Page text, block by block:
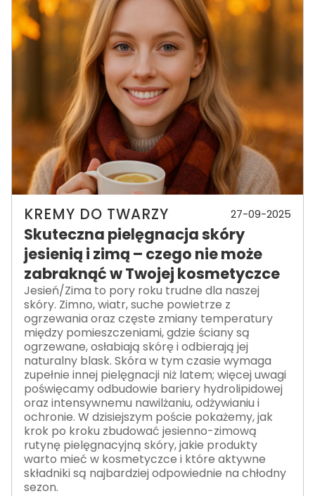
KREMY DO TWARZY 27-09-2025
Skuteczna pielęgnacja skóry
jesienią i zimą – czego nie może
zabraknąć w Twojej kosmetyczce
Jesień/Zima to pory roku trudne dla naszej
skóry. Zimno, wiatr, suche powietrze z
ogrzewania oraz częste zmiany temperatury
między pomieszczeniami, gdzie ściany są
ogrzewane, osłabiają skórę i odbierają jej
naturalny blask. Skóra w tym czasie wymaga
zupełnie innej pielęgnacji niż latem; więcej uwagi
poświęcamy odbudowie bariery hydrolipidowej
oraz intensywnemu nawilżaniu, odżywianiu i
ochronie. W dzisiejszym poście pokażemy, jak
krok po kroku zbudować jesienno-zimową
rutynę pielęgnacyjną skóry, jakie produkty
warto mieć w kosmetyczce i które aktywne
składniki są najbardziej odpowiednie na chłodny
sezon.